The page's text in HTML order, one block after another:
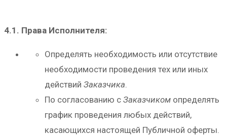
4.1. Права Исполнителя:
Определять необходимость или отсутствие
необходимости проведения тех или иных
действий Заказчика.
По согласованию с Заказчиком определять
график проведения любых действий,
касающихся настоящей Публичной оферты.